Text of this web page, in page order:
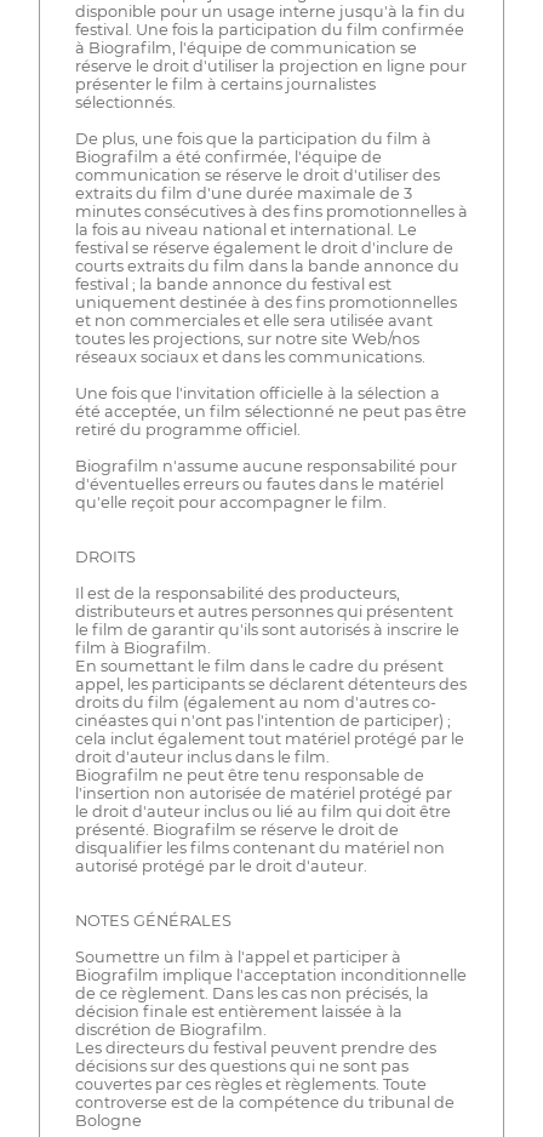
disponible pour un usage interne jusqu'à la fin du
festival. Une fois la participation du film confirmée
à Biografilm, l'équipe de communication se
réserve le droit d'utiliser la projection en ligne pour
présenter le film à certains journalistes
sélectionnés.
De plus, une fois que la participation du film à
Biografilm a été confirmée, l'équipe de
communication se réserve le droit d'utiliser des
extraits du film d'une durée maximale de 3
minutes consécutives à des fins promotionnelles à
la fois au niveau national et international. Le
festival se réserve également le droit d'inclure de
courts extraits du film dans la bande annonce du
festival ; la bande annonce du festival est
uniquement destinée à des fins promotionnelles
et non commerciales et elle sera utilisée avant
toutes les projections, sur notre site Web/nos
réseaux sociaux et dans les communications.
Une fois que l'invitation officielle à la sélection a
été acceptée, un film sélectionné ne peut pas être
retiré du programme officiel.
Biografilm n'assume aucune responsabilité pour
d'éventuelles erreurs ou fautes dans le matériel
qu'elle reçoit pour accompagner le film.
DROITS
Il est de la responsabilité des producteurs,
distributeurs et autres personnes qui présentent
le film de garantir qu'ils sont autorisés à inscrire le
film à Biografilm.
En soumettant le film dans le cadre du présent
appel, les participants se déclarent détenteurs des
droits du film (également au nom d'autres co-
cinéastes qui n'ont pas l'intention de participer) ;
cela inclut également tout matériel protégé par le
droit d'auteur inclus dans le film.
Biografilm ne peut être tenu responsable de
l'insertion non autorisée de matériel protégé par
le droit d'auteur inclus ou lié au film qui doit être
présenté. Biografilm se réserve le droit de
disqualifier les films contenant du matériel non
autorisé protégé par le droit d'auteur.
NOTES GÉNÉRALES
Soumettre un film à l'appel et participer à
Biografilm implique l'acceptation inconditionnelle
de ce règlement. Dans les cas non précisés, la
décision finale est entièrement laissée à la
discrétion de Biografilm.
Les directeurs du festival peuvent prendre des
décisions sur des questions qui ne sont pas
couvertes par ces règles et règlements. Toute
controverse est de la compétence du tribunal de
Bologne